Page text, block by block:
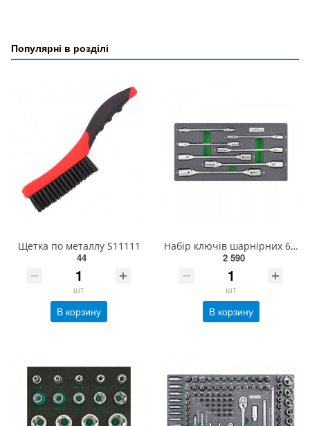
Популярні в розділі
Щетка по металлу S11111
44
шт
В корзину
Набір ключів шарнірних 6-19 мм 7 од. (в ложементі, тип А) TOPTUL GEA0703
2 590
шт
В корзину